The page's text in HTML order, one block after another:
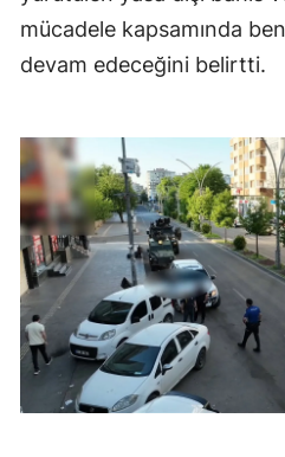
mücadele kapsamında
devam edeceğini belirtti.